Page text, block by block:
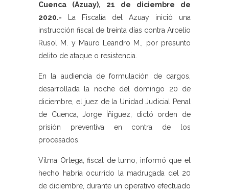
Cuenca (Azuay), 21 de diciembre de
2020.- La Fiscalía del Azuay inició una
instrucción fiscal de treinta días contra Arcelio
Rusol M. y Mauro Leandro M., por presunto
delito de ataque o resistencia.
En la audiencia de formulación de cargos,
desarrollada la noche del domingo 20 de
diciembre, el juez de la Unidad Judicial Penal
de Cuenca, Jorge Íñiguez, dictó orden de
prisión preventiva en contra de los
procesados.
Vilma Ortega, fiscal de turno, informó que el
hecho habría ocurrido la madrugada del 20
de diciembre, durante un operativo efectuado